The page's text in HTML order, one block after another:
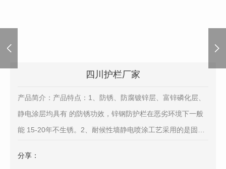
四川护栏厂家
产品简介：产品特点：1、防锈、防腐镀锌层、富锌磷化层、
静电涂层均具有 的防锈功效，锌钢防护栏在恶劣环境下一般
能 15-20年不生锈。2、耐候性墙静电喷涂工艺采用的是固态
分享：